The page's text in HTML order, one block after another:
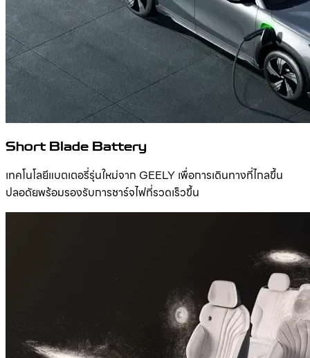
Short Blade Battery
เทคโนโลยีแบตเตอรี่รุ่นใหม่จาก GEELY เพื่อการเดินทางที่ไกลขึ้น
ปลอดัยพร้อมรองรับการชาร์จไฟที่รวดเร็วขึ้น